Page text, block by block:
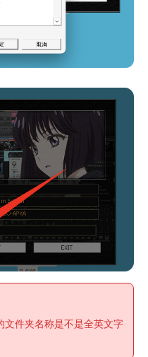
文件夹名称是不是全英文字